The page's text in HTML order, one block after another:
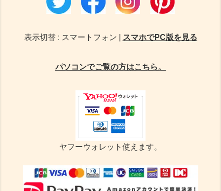
表示切替 : スマートフォン | スマホでPC版を見る
パソコンでご覧の方はこちら。
ヤフーウォレット使えます。